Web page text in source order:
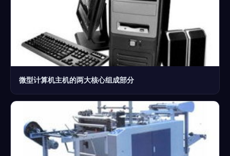
微型计算机主机的两大核心组成部分